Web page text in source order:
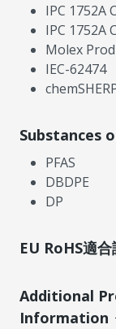
IPC 1752A
IPC 1752A
Molex
IEC-62474
Substances
PFAS
DBDPE
DP
EU RoHS適合
Additional
Information